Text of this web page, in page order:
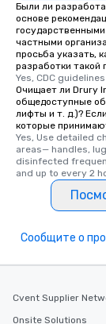
Были ли
основе
частными
просьба указать,
разработки такой
Yes, CDC
Очищает ли Drury
общедоступные
лифты и т. д.)?
которые
Yes, Use detailed
areas— handles,
disinfected
and up to every 2
Сообщите о
Cvent Supplier
Onsite Solutions